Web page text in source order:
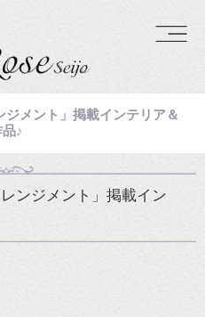
メント」掲載インテリア＆
♪
ンジメント」掲載イン